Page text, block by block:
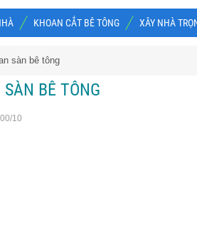
KHOAN CẮT BÊ TÔNG XÂY NHÀ
sàn bê tông
BÊ TÔNG
10